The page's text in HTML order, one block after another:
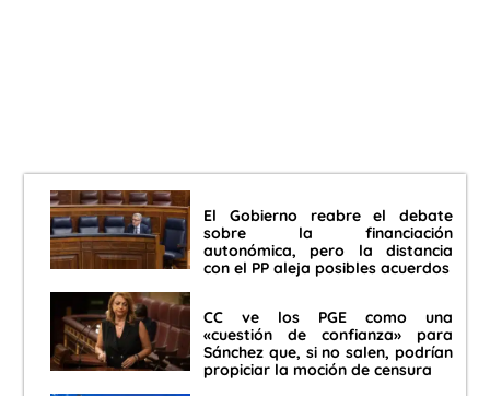
El Gobierno reabre el debate
sobre la financiación
autonómica, pero la distancia
con el PP aleja posibles acuerdos
CC ve los PGE como una
«cuestión de confianza» para
Sánchez que, si no salen, podrían
propiciar la moción de censura